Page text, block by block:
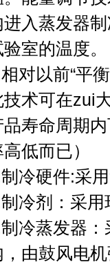
进入蒸发器
室的温度。
对以前“平
技术可在zui
品寿命周期
低而已）
冷硬件:采
冷剂：采
冷蒸发器
，由鼓风电